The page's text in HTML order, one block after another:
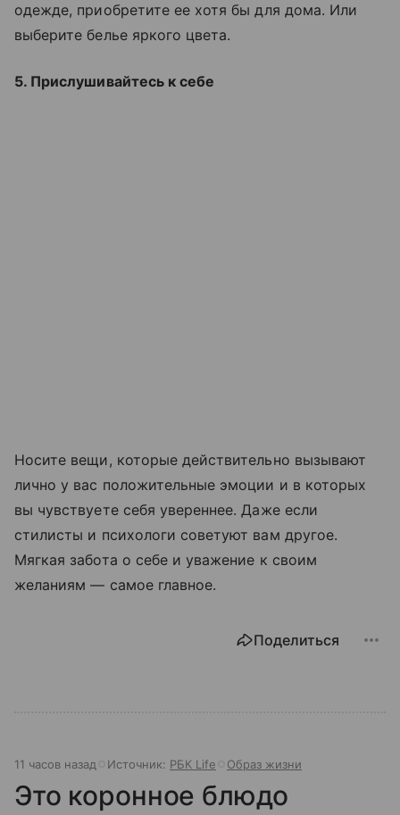
одежде, приобретите ее хотя бы для дома. Или
выберите белье яркого цвета.
5. Прислушивайтесь к себе
Носите вещи, которые действительно вызывают
лично у вас положительные эмоции и в которых
вы чувствуете себя увереннее. Даже если
стилисты и психологи советуют вам другое.
Мягкая забота о себе и уважение к своим
желаниям — самое главное.
Поделиться
11 часов назад Источник: РБК Life Образ жизни
Это коронное блюдо